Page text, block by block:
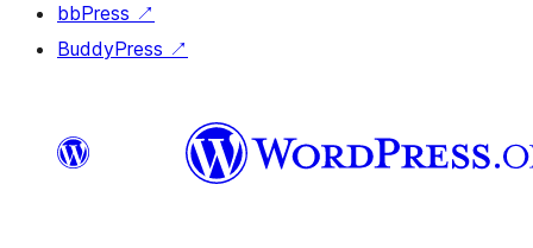
bbPress ↗
BuddyPress ↗